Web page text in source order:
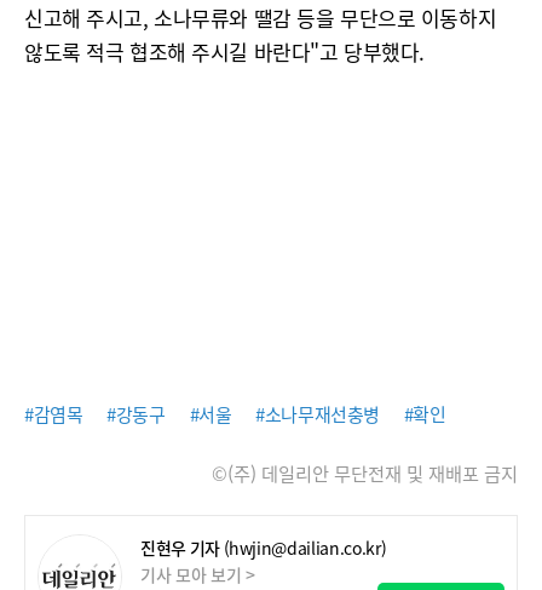
신고해 주시고, 소나무류와 땔감 등을 무단으로 이동하지
않도록 적극 협조해 주시길 바란다"고 당부했다.
#감염목 #강동구 #서울 #소나무재선충병 #확인
©(주) 데일리안 무단전재 및 재배포 금지
진현우 기자 (hwjin@dailian.co.kr)
기사 모아 보기 >